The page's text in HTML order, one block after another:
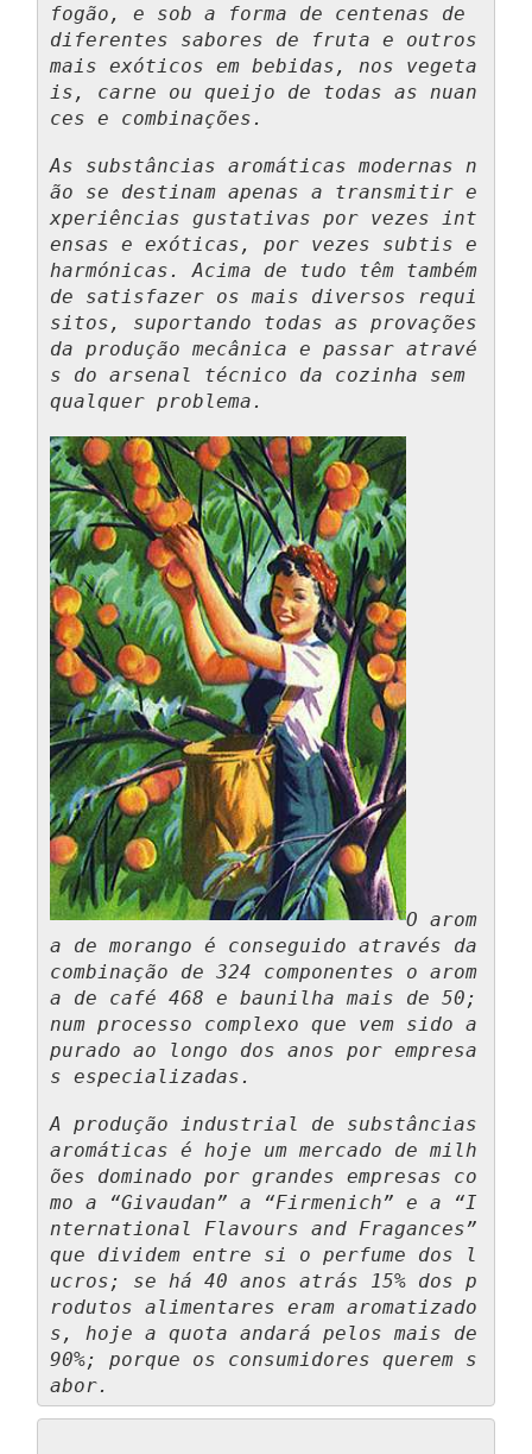
fogão, e sob a forma de centenas de
diferentes sabores de fruta e outros
mais exóticos em bebidas, nos vegeta
is, carne ou queijo de todas as nuan
ces e combinações.
As substâncias aromáticas modernas n
ão se destinam apenas a transmitir e
xperiências gustativas por vezes int
ensas e exóticas, por vezes subtis e
harmónicas. Acima de tudo têm também
de satisfazer os mais diversos requi
sitos, suportando todas as provações
da produção mecânica e passar atravé
s do arsenal técnico da cozinha sem
O arom
a de morango é conseguido através da
combinação de 324 componentes o arom
a de café 468 e baunilha mais de 50;
num processo complexo que vem sido a
purado ao longo dos anos por empresa
s especializadas.
A produção industrial de substâncias
aromáticas é hoje um mercado de milh
ões dominado por grandes empresas co
mo a “Givaudan” a “Firmenich” e a “I
nternational Flavours and Fragances”
que dividem entre si o perfume dos l
ucros; se há 40 anos atrás 15% dos p
rodutos alimentares eram aromatizado
s, hoje a quota andará pelos mais de
90%; porque os consumidores querem s
abor.